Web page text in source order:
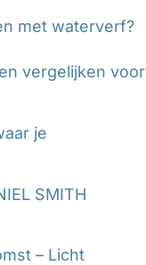
met waterverf?
vergelijken voor
je
SMITH
– Licht